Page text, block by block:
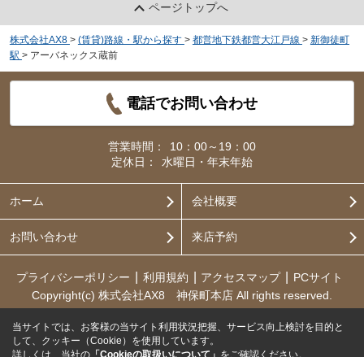
ページトップへ
株式会社AX8 > (賃貸)路線・駅から探す > 都営地下鉄都営大江戸線 > 新御徒町
駅 > アーバネックス蔵前
電話でお問い合わせ
営業時間：
10：00～19：00
定休日：
水曜日・年末年始
ホーム 会社概要
お問い合わせ 来店予約
プライバシーポリシー 利用規約 アクセスマップ
PCサイト
Copyright(c) 株式会社AX8 神保町本店 All rights reserved.
当サイトでは、お客様の当サイト利用状況把握、サービス向上検討を目的と
して、クッキー（Cookie）を使用しています。
詳しくは、当社の 「Cookieの取扱いについて」 をご確認ください。